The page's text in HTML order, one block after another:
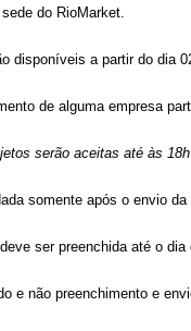
do RioMarket.
disponíveis a partir do dia
de alguma empresa
serão aceitas até às
somente após o envio da
ser preenchida até o
e não preenchimento e